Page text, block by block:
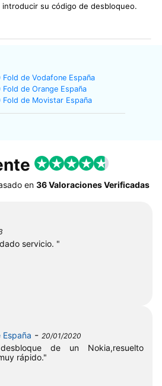
introducir su código de desbloqueo.
de Vodafone España
de Orange España
de Movistar España
en 36 Valoraciones Verificadas
servicio. "
España - 20/01/2020
de un Nokia,resuelto
rápido."